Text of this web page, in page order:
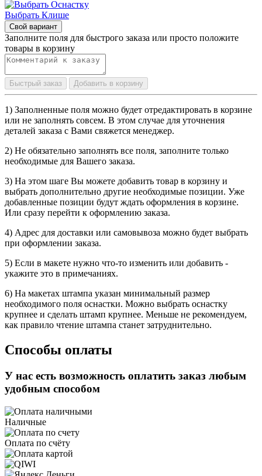
Выбрать Клише
Свой вариант
Заполните поля для быстрого заказа или просто положите
товары в корзину
Быстрый заказ Добавить в корзину
1) Заполненные поля можно будет отредактировать в корзине
или не заполнять совсем. В этом случае для уточнения
деталей заказа с Вами свяжется менеджер.
2) Не обязательно заполнять все поля, заполните только
необходимые для Вашего заказа.
3) На этом шаге Вы можете добавить товар в корзину и
выбрать дополнительно другие необходимые позиции. Уже
добавленные позиции будут ждать оформления в корзине.
Или сразу перейти к оформлению заказа.
4) Адрес для доставки или самовывоза можно будет выбрать
при оформлении заказа.
5) Если в макете нужно что-то изменить или добавить -
укажите это в примечаниях.
6) На макетах штампа указан минимальный размер
необходимого поля оснастки. Можно выбрать оснастку
крупнее и сделать штамп крупнее. Меньше не рекомендуем,
как правило чтение штампа станет затруднительно.
Способы оплаты
У нас есть возможность оплатить заказ любым
удобным способом
Наличные
Оплата по счёту